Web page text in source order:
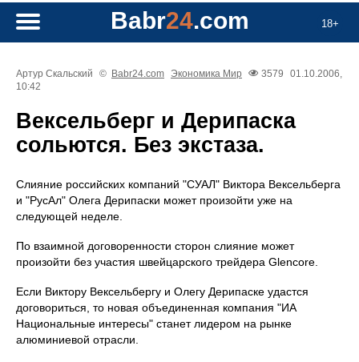
18+
Babr24.com
Артур Скальский © Babr24.com Экономика Мир 3579
01.10.2006,
10:42
Вексельберг и Дерипаска
сольются. Без экстаза.
Слияние российских компаний "СУАЛ" Виктора Вексельберга
и "РусАл" Олега Дерипаски может произойти уже на
следующей неделе.
По взаимной договоренности сторон слияние может
произойти без участия швейцарского трейдера Glencore.
Если Виктору Вексельбергу и Олегу Дерипаске удастся
договориться, то новая объединенная компания "ИА
Национальные интересы" станет лидером на рынке
алюминиевой отрасли.